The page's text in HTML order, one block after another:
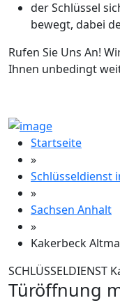
der Schlüssel
bewegt, dabei
Rufen Sie Uns An!
Ihnen unbedingt
Startseite
»
Schlüsseldienst
»
Sachsen Anhalt
»
Kakerbeck
SCHLÜSSELDIENST
Türöffnung